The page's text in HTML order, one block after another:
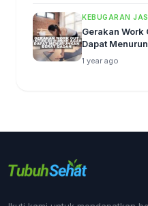
KEBUGARAN
Gerakan Work
Dapat
1 year ago